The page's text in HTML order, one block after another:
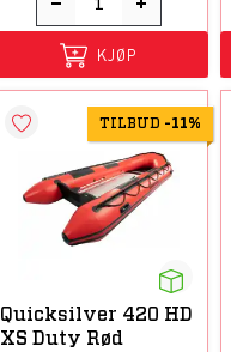
KJØP
TILBUD -11%
Quicksilver 420 HD
XS Duty Rød